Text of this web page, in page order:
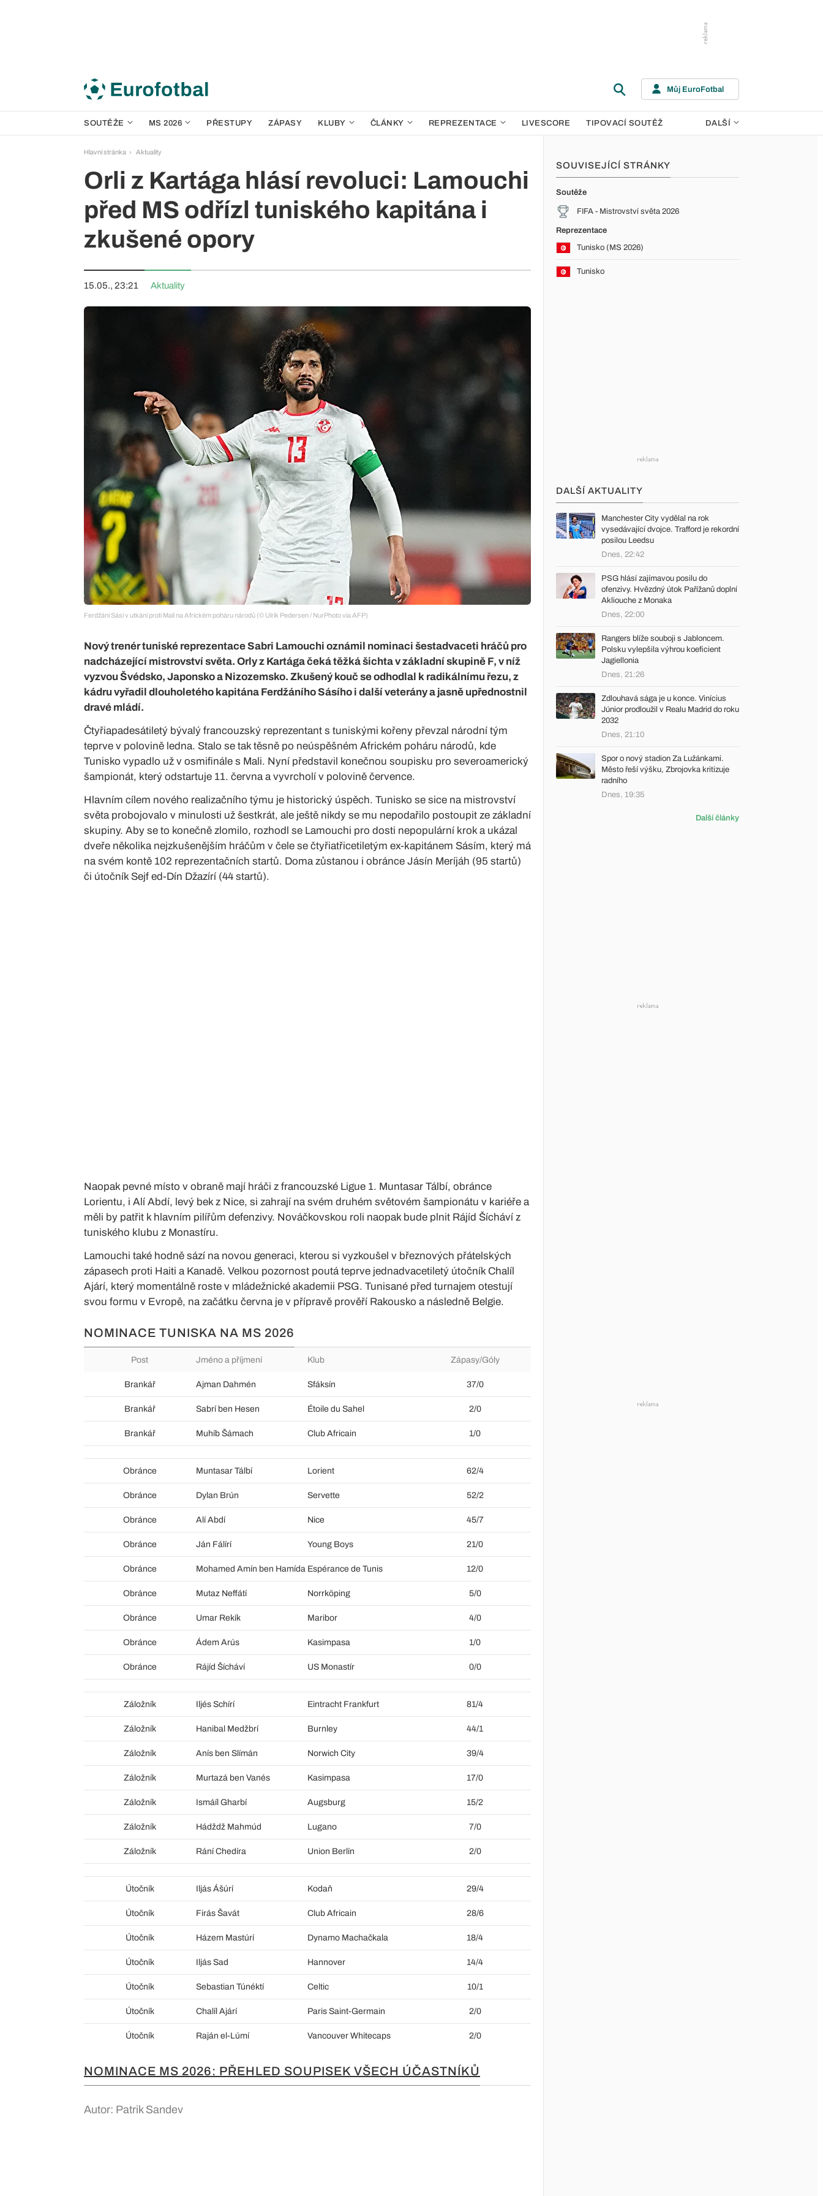
Můj EuroFotbal
SOUTĚŽE MS 2026 PŘESTUPY ZÁPASY KLUBY ČLÁNKY REPREZENTACE LIVESCORE TIPOVACÍ SOUTĚŽ DALŠÍ
Hlavní stránka Aktuality
Orli z Kartága hlásí revoluci: Lamouchi
před MS odřízl tuniského kapitána i
zkušené opory
15.05., 23:21 Aktuality
Ferdžání Sásí v utkání proti Mali na Africkém poháru národů (© Ulrik Pedersen / NurPhoto via AFP)
Nový trenér tuniské reprezentace Sabri Lamouchi oznámil nominaci šestadvaceti hráčů pro
nadcházející mistrovství světa. Orly z Kartága čeká těžká šichta v základní skupině F, v níž
vyzvou Švédsko, Japonsko a Nizozemsko. Zkušený kouč se odhodlal k radikálnímu řezu, z
kádru vyřadil dlouholetého kapitána Ferdžáního Sásího i další veterány a jasně upřednostnil
dravé mládí.
Čtyřiapadesátiletý bývalý francouzský reprezentant s tuniskými kořeny převzal národní tým
teprve v polovině ledna. Stalo se tak těsně po neúspěšném Africkém poháru národů, kde
Tunisko vypadlo už v osmifinále s Mali. Nyní představil konečnou soupisku pro severoamerický
šampionát, který odstartuje 11. června a vyvrcholí v polovině července.
Hlavním cílem nového realizačního týmu je historický úspěch. Tunisko se sice na mistrovství
světa probojovalo v minulosti už šestkrát, ale ještě nikdy se mu nepodařilo postoupit ze základní
skupiny. Aby se to konečně zlomilo, rozhodl se Lamouchi pro dosti nepopulární krok a ukázal
dveře několika nejzkušenějším hráčům v čele se čtyřiatřicetiletým ex-kapitánem Sásím, který má
na svém kontě 102 reprezentačních startů. Doma zůstanou i obránce Jásín Meríjáh (95 startů)
či útočník Sejf ed-Dín Džazírí (44 startů).
Naopak pevné místo v obraně mají hráči z francouzské Ligue 1. Muntasar Tálbí, obránce
Lorientu, i Alí Abdí, levý bek z Nice, si zahrají na svém druhém světovém šampionátu v kariéře a
měli by patřit k hlavním pilířům defenzivy. Nováčkovskou roli naopak bude plnit Rájíd Šícháví z
tuniského klubu z Monastíru.
Lamouchi také hodně sází na novou generaci, kterou si vyzkoušel v březnových přátelských
zápasech proti Haiti a Kanadě. Velkou pozornost poutá teprve jednadvacetiletý útočník Chalíl
Ajárí, který momentálně roste v mládežnické akademii PSG. Tunisané před turnajem otestují
svou formu v Evropě, na začátku června je v přípravě prověří Rakousko a následně Belgie.
NOMINACE TUNISKA NA MS 2026
Post Jméno a příjmení Klub Zápasy/Góly
Brankář Ajman Dahmén Sfáksín 37/0
Brankář Sabrí ben Hesen Étoile du Sahel 2/0
Brankář Muhíb Šámach Club Africain 1/0
Obránce Muntasar Tálbí Lorient 62/4
Obránce Dylan Brún Servette 52/2
Obránce Alí Abdí Nice 45/7
Obránce Ján Fálírí Young Boys 21/0
Obránce Mohamed Amín ben Hamída Espérance de Tunis 12/0
Obránce Mutaz Neffátí Norrköping 5/0
Obránce Umar Rekík Maribor 4/0
Obránce Ádem Arús Kasimpasa 1/0
Obránce Rájíd Šícháví US Monastír 0/0
Záložník Iljés Schírí Eintracht Frankfurt 81/4
Záložník Hanibal Medžbrí Burnley 44/1
Záložník Anís ben Slímán Norwich City 39/4
Záložník Murtazá ben Vanés Kasimpasa 17/0
Záložník Ismáíl Gharbí Augsburg 15/2
Záložník Hádždž Mahmúd Lugano 7/0
Záložník Rání Chedíra Union Berlín 2/0
Útočník Iljás Ášúrí Kodaň 29/4
Útočník Firás Šavát Club Africain 28/6
Útočník Házem Mastúrí Dynamo Machačkala 18/4
Útočník Iljás Sad Hannover 14/4
Útočník Sebastian Túnéktí Celtic 10/1
Útočník Chalíl Ajárí Paris Saint-Germain 2/0
Útočník Raján el-Lúmí Vancouver Whitecaps 2/0
NOMINACE MS 2026: PŘEHLED SOUPISEK VŠECH ÚČASTNÍKŮ
Autor: Patrik Sandev
SOUVISEJÍCÍ STRÁNKY
Soutěže
FIFA - Mistrovství světa 2026
Reprezentace
Tunisko (MS 2026)
Tunisko
DALŠÍ AKTUALITY
Manchester City vydělal na rok
vysedávající dvojce. Trafford je rekordní
posilou Leedsu
Dnes, 22:42
PSG hlásí zajímavou posilu do
ofenzivy. Hvězdný útok Pařížanů doplní
Akliouche z Monaka
Dnes, 22:00
Rangers blíže souboji s Jabloncem.
Polsku vylepšila výhrou koeficient
Jagiellonia
Dnes, 21:26
Zdlouhavá sága je u konce. Vinícius
Júnior prodloužil v Realu Madrid do roku
2032
Dnes, 21:10
Spor o nový stadion Za Lužánkami.
Město řeší výšku, Zbrojovka kritizuje
radního
Dnes, 19:35
Další články